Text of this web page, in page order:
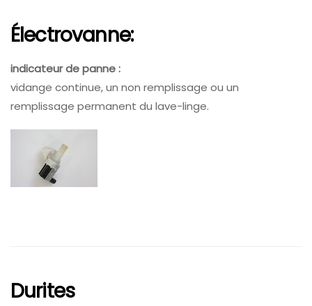
Électrovanne:
indicateur de panne :
vidange continue, un non remplissage ou un
remplissage permanent du lave-linge.
Durites